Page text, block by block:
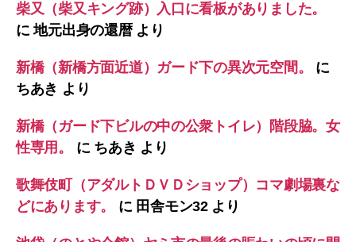
柴又（柴又キング跡）入口に看板がありました。
に地元出身の還暦より
新橋（新橋方面近道）ガード下の異次元空間。
に
ちあき より
新橋（ガード下ビルの中の公衆トイレ）階段脇。女
性専用。
に ちあき より
歌舞伎町（アダルトＤＶＤショップ）コマ劇場裏な
どにあります。
に 田舎モン32より